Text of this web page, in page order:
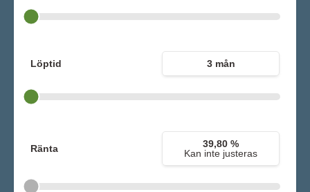
Löptid 3 mån
Ränta
39,80 %
Kan inte justeras